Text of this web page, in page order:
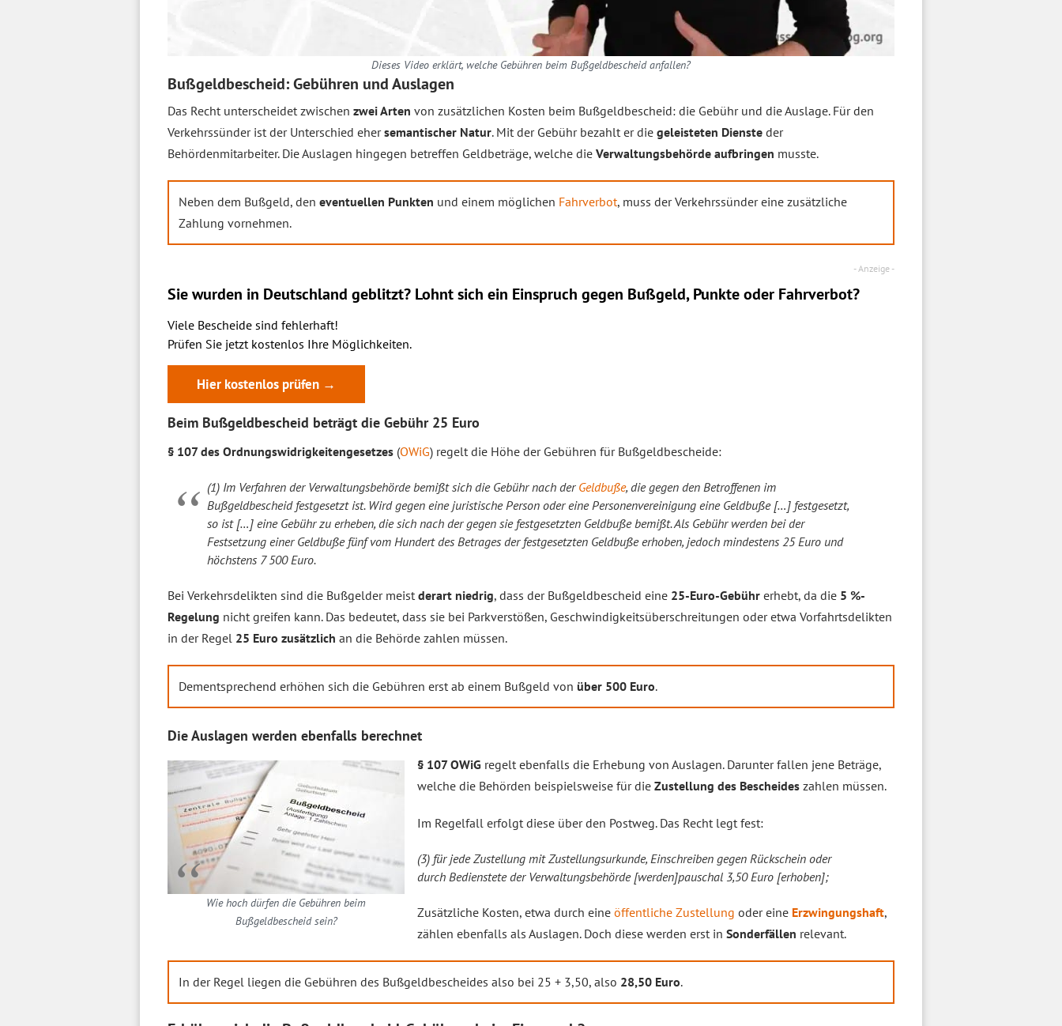
Dieses Video erklärt, welche Gebühren beim Bußgeldbescheid anfallen?
Bußgeldbescheid: Gebühren und Auslagen
Das Recht unterscheidet zwischen zwei Arten von zusätzlichen Kosten beim Bußgeldbescheid: die Gebühr und die Auslage. Für den
Verkehrssünder ist der Unterschied ehersemantischer Natur. Mit der Gebühr bezahlt er die geleisteten Dienste der
Behördenmitarbeiter. Die Auslagen hingegen betreffen Geldbeträge, welche die Verwaltungsbehörde aufbringen musste.
Neben dem Bußgeld, den eventuellen Punkten und einem möglichen Fahrverbot, muss der Verkehrssünder eine zusätzliche
Zahlung vornehmen.
Sie wurden in Deutschland geblitzt? Lohnt sich ein Einspruch gegen Bußgeld, Punkte oder Fahrverbot?
Viele Bescheide sind fehlerhaft!
Prüfen Sie jetzt kostenlos Ihre Möglichkeiten.
Hier kostenlos prüfen →
Beim Bußgeldbescheid beträgt die Gebühr 25 Euro
§ 107 des Ordnungswidrigkeitengesetzes (OWiG) regelt die Höhe der Gebühren für Bußgeldbescheide:
(1) Im Verfahren der Verwaltungsbehörde bemißt sich die Gebühr nach der Geldbuße, die gegen den Betroffenen im
Bußgeldbescheid festgesetzt ist. Wird gegen eine juristische Person oder eine Personenvereinigung eine Geldbuße […] festgesetzt,
so ist […] eine Gebühr zu erheben, die sich nach der gegen sie festgesetzten Geldbuße bemißt. Als Gebühr werden bei der
Festsetzung einer Geldbuße fünf vom Hundert des Betrages der festgesetzten Geldbuße erhoben, jedoch mindestens 25 Euro und
höchstens 7 500 Euro.
Bei Verkehrsdelikten sind die Bußgelder meist derart niedrig, dass der Bußgeldbescheid eine 25-Euro-Gebühr erhebt, da die 5 %-
Regelung nicht greifen kann. Das bedeutet, dass sie bei Parkverstößen, Geschwindigkeitsüberschreitungen oder etwa Vorfahrtsdelikten
in der Regel 25 Euro zusätzlich an die Behörde zahlen müssen.
Dementsprechend erhöhen sich die Gebühren erst ab einem Bußgeld von über 500 Euro.
Die Auslagen werden ebenfalls berechnet
Wie hoch dürfen die Gebühren beim
Bußgeldbescheid sein?
§ 107 OWiG regelt ebenfalls die Erhebung von Auslagen. Darunter fallen jene Beträge,
welche die Behörden beispielsweise für die Zustellung des Bescheides zahlen müssen.
Im Regelfall erfolgt diese über den Postweg. Das Recht legt fest:
(3) für jede Zustellung mit Zustellungsurkunde, Einschreiben gegen Rückschein oder
durch Bedienstete der Verwaltungsbehörde [werden]pauschal 3,50 Euro [erhoben];
Zusätzliche Kosten, etwa durch eine öffentliche Zustellung oder eine Erzwingungshaft,
zählen ebenfalls als Auslagen. Doch diese werden erst in Sonderfällen relevant.
In der Regel liegen die Gebühren des Bußgeldbescheides also bei 25 + 3,50, also 28,50 Euro.